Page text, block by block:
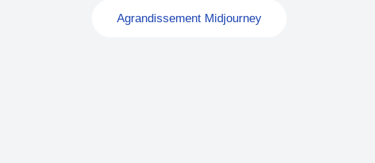
Agrandissement Midjourney